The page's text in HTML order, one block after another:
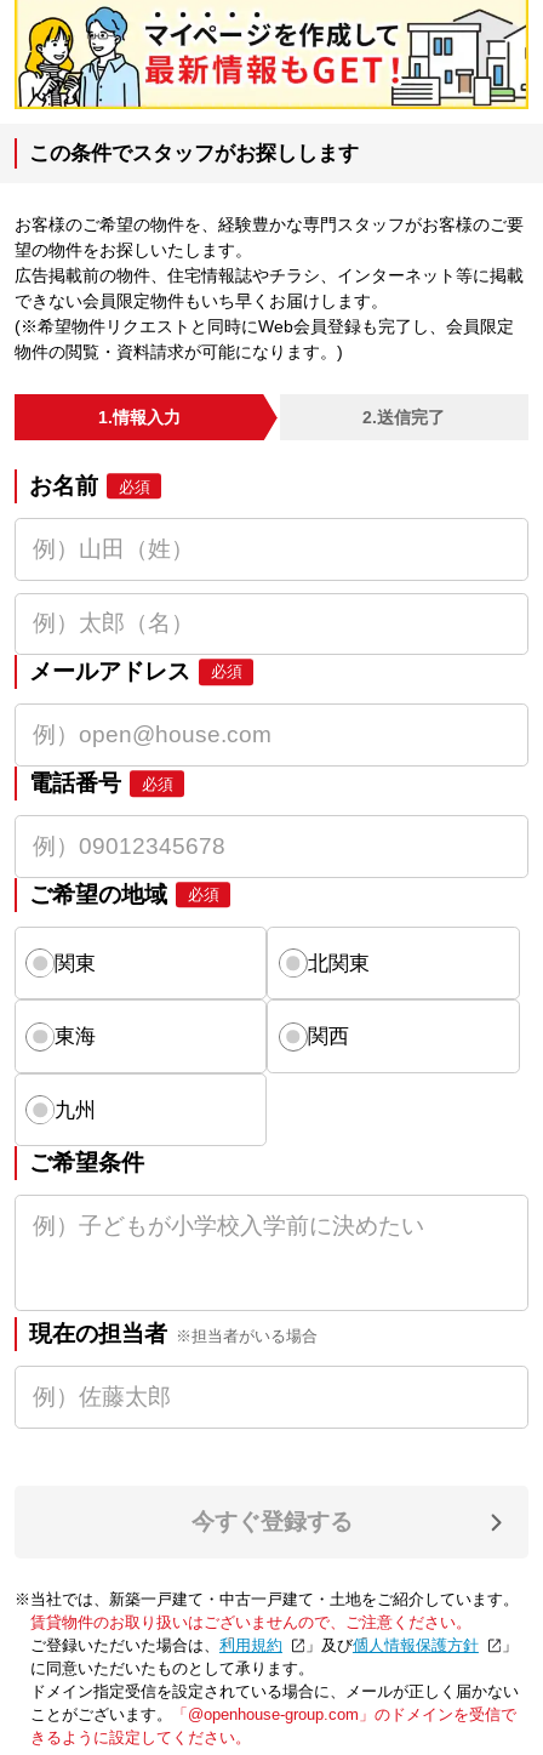
この条件でスタッフがお探しします
お客様のご希望の物件を、経験豊かな専門スタッフがお客様のご要
望の物件をお探しいたします。
広告掲載前の物件、住宅情報誌やチラシ、インターネット等に掲載
できない会員限定物件もいち早くお届けします。
(※希望物件リクエストと同時にWeb会員登録も完了し、会員限定
物件の閲覧・資料請求が可能になります。)
1.情報入力 2.送信完了
お名前 必須
メールアドレス 必須
電話番号 必須
ご希望の地域 必須
関東 北関東
東海 関西
九州
ご希望条件
現在の担当者 ※担当者がいる場合
今すぐ登録する
※当社では、新築一戸建て・中古一戸建て・土地をご紹介しています。
賃貸物件のお取り扱いはございませんので、ご注意ください。
ご登録いただいた場合は、「利用規約 」及び「個人情報保護方針
」
に同意いただいたものとして承ります。
ドメイン指定受信を設定されている場合に、メールが正しく届かない
ことがございます。
「@openhouse-group.com」のドメインを受信で
きるように設定してください。